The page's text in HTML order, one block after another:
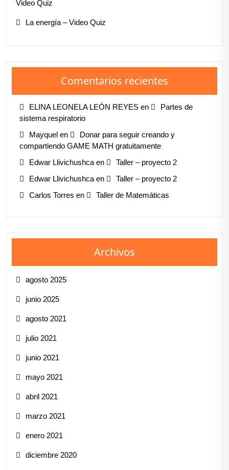
Video Quiz
La energía – Video Quiz
Comentarios recientes
ELINA LEONELA LEÓN REYES en
Partes de
sistema respiratorio
Mayquel en
Donar para seguir creando y
compartiendo GAME MATH gratuitamente
Edwar Llivichushca en
Taller – proyecto 2
Edwar Llivichushca en
Taller – proyecto 2
Carlos Torres en Taller de Matemáticas
Archivos
agosto 2025
junio 2025
agosto 2021
julio 2021
junio 2021
mayo 2021
abril 2021
marzo 2021
enero 2021
diciembre 2020